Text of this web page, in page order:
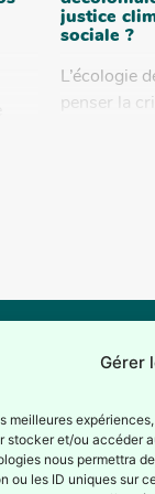
Gérer
meilleures
stocker et/ou accéder
nous permettra
ou les ID uniques sur
justice
sociale ?
L’écologie
penser la
par la
juillet 1987
générale de